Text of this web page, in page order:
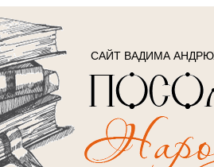
САЙТ ВАДИМА